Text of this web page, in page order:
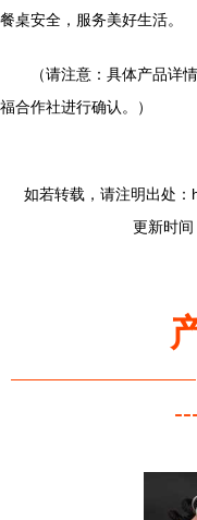
餐桌安全，服务美好生活。
（请注意：具体产品详
福合作社进行确认。）
如若转载，请注明出处
更新时